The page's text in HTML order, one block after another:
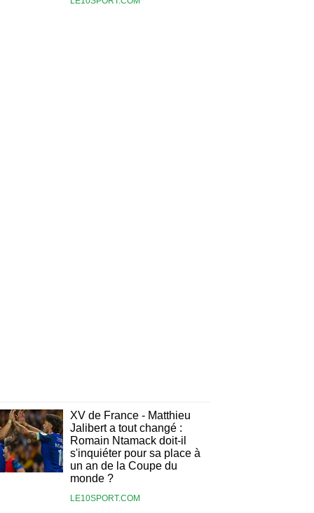
XV de France - Matthieu
Jalibert a tout changé :
Romain Ntamack doit-il
s'inquiéter pour sa place à
un an de la Coupe du
monde ?
LE10SPORT.COM